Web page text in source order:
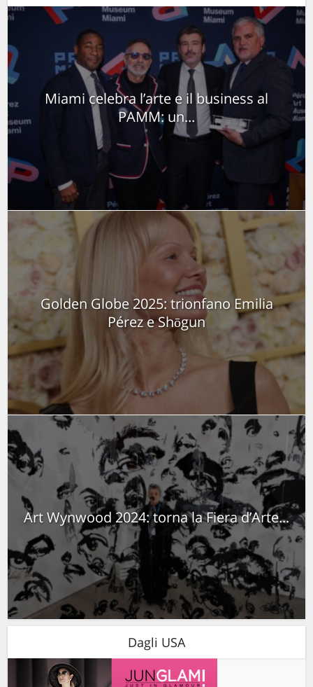
Miami celebra l’arte e il business al
PAMM: un...
Golden Globe 2025: trionfano Emilia
Pérez e Shōgun
Art Wynwood 2024: torna la Fiera d’Arte...
Dagli USA